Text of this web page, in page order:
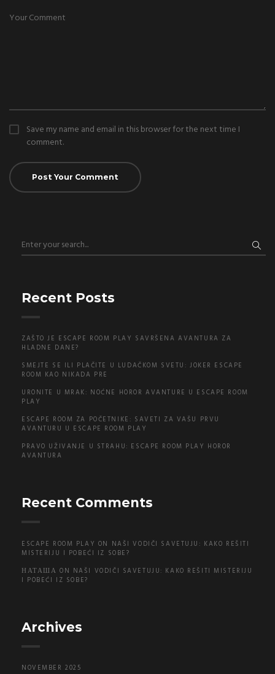
Save my name and email in this browser for the next time I
comment.
Recent Posts
ZAŠTO JE ESCAPE ROOM PLAY SAVRŠENA AVANTURA ZA
HLADNE DANE?
SMEJTE SE ILI PLAČITE U LUDAČKOM SVETU: JOKER ESCAPE
ROOM KAO NIKADA PRE
URONITE U MRAK: NOĆNE HOROR AVANTURE U ESCAPE ROOM
PLAY
ESCAPE ROOM ZA POČETNIKE: SAVETI ZA VAŠU PRVU
AVANTURU U ESCAPE ROOM PLAY
PRAVO UŽIVANJE U STRAHU: ESCAPE ROOM PLAY HOROR
AVANTURA
Recent Comments
ESCAPE ROOM PLAY ON NAŠI VODIČI SAVETUJU: KAKO REŠITI
MISTERIJU I POBEĆI IZ SOBE?
НАТАША ON NAŠI VODIČI SAVETUJU: KAKO REŠITI MISTERIJU
I POBEĆI IZ SOBE?
Archives
NOVEMBER 2025